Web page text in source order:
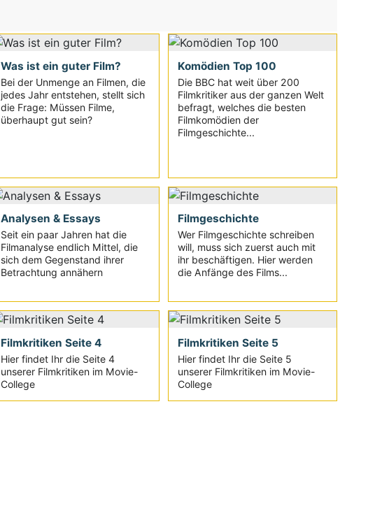
Was ist ein guter Film?
Bei der Unmenge an Filmen, die
jedes Jahr entstehen, stellt sich
die Frage: Müssen Filme,
überhaupt gut sein?
Komödien Top 100
Die BBC hat weit über 200
Filmkritiker aus der ganzen Welt
befragt, welches die besten
Filmkomödien der
Filmgeschichte...
Analysen & Essays
Seit ein paar Jahren hat die
Filmanalyse endlich Mittel, die
sich dem Gegenstand ihrer
Betrachtung annähern
Filmgeschichte
Wer Filmgeschichte schreiben
will, muss sich zuerst auch mit
ihr beschäftigen. Hier werden
die Anfänge des Films...
Filmkritiken Seite 4
Hier findet Ihr die Seite 4
unserer Filmkritiken im Movie-
College
Filmkritiken Seite 5
Hier findet Ihr die Seite 5
unserer Filmkritiken im Movie-
College